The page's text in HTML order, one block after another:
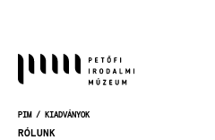
MORZSA
PIM KIADVÁNYOK
RÓLUNK